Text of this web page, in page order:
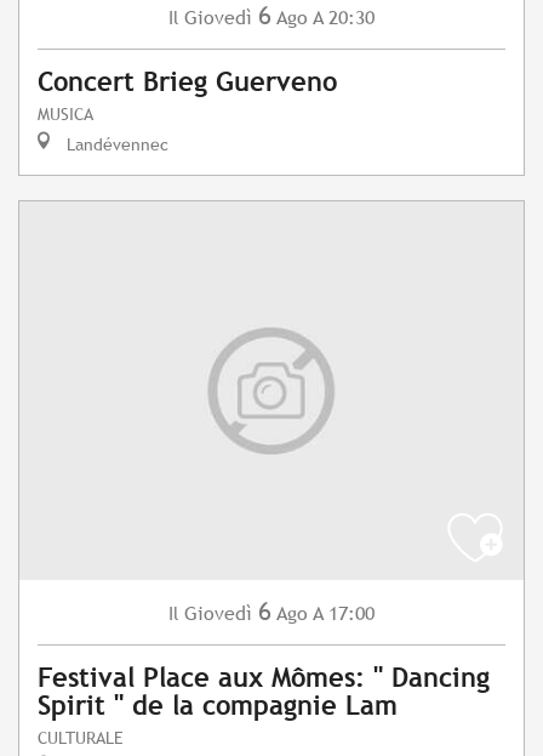
Il Giovedì 6 Ago A 20:30
Concert Brieg Guerveno
MUSICA
Landévennec
Il Giovedì 6 Ago A 17:00
Festival Place aux Mômes: " Dancing
Spirit " de la compagnie Lam
CULTURALE